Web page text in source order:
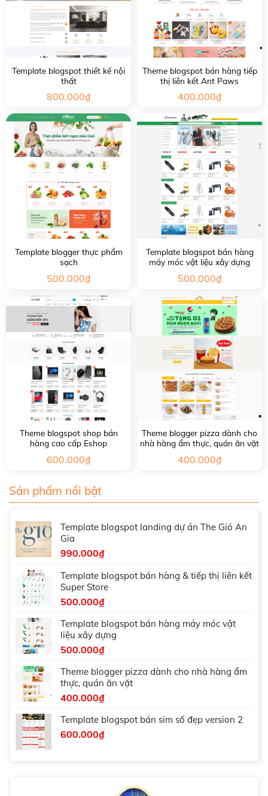
Template blogspot thiết kế nội
thất
800.000₫
Theme blogspot bán hàng tiếp
thị liên kết Ant Paws
400.000₫
Template blogger thực phẩm
sạch
500.000₫
Template blogspot bán hàng
máy móc vật liệu xây dựng
500.000₫
Theme blogspot shop bán
hàng cao cấp Eshop
600.000₫
Theme blogger pizza dành cho
nhà hàng ẩm thực, quán ăn vặt
400.000₫
Sản phẩm nổi bật
Template blogspot landing dự án The Gió An
Gia
990.000₫
Template blogspot bán hàng & tiếp thị liên kết
Super Store
500.000₫
Template blogspot bán hàng máy móc vật
liệu xây dựng
500.000₫
Theme blogger pizza dành cho nhà hàng ẩm
thực, quán ăn vặt
400.000₫
Template blogspot bán sim số đẹp version 2
600.000₫